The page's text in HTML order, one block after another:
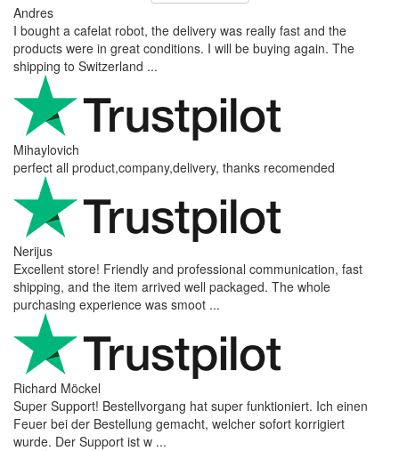
Andres
I bought a cafelat robot, the delivery was really fast and the
products were in great conditions. I will be buying again. The
shipping to Switzerland ...
Mihaylovich
perfect all product,company,delivery, thanks recomended
Nerijus
Excellent store! Friendly and professional communication, fast
shipping, and the item arrived well packaged. The whole
purchasing experience was smoot ...
Richard Möckel
Super Support! Bestellvorgang hat super funktioniert. Ich einen
Feuer bei der Bestellung gemacht, welcher sofort korrigiert
wurde. Der Support ist w ...